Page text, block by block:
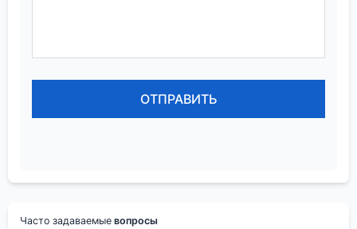
Часто задаваемые вопросы